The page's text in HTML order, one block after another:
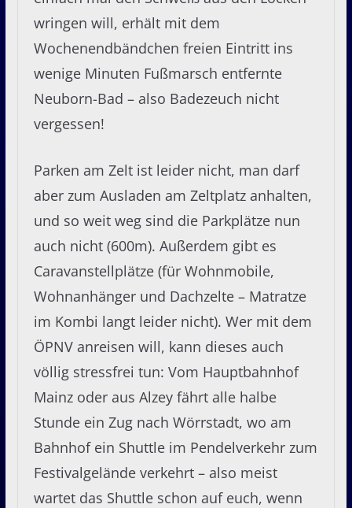
wringen will, erhält mit dem
Wochenendbändchen freien Eintritt ins
wenige Minuten Fußmarsch entfernte
Neuborn-Bad – also Badezeuch nicht
vergessen!
Parken am Zelt ist leider nicht, man darf
aber zum Ausladen am Zeltplatz anhalten,
und so weit weg sind die Parkplätze nun
auch nicht (600m). Außerdem gibt es
Caravanstellplätze (für Wohnmobile,
Wohnanhänger und Dachzelte – Matratze
im Kombi langt leider nicht). Wer mit dem
ÖPNV anreisen will, kann dieses auch
völlig stressfrei tun: Vom Hauptbahnhof
Mainz oder aus Alzey fährt alle halbe
Stunde ein Zug nach Wörrstadt, wo am
Bahnhof ein Shuttle im Pendelverkehr zum
Festivalgelände verkehrt – also meist
wartet das Shuttle schon auf euch, wenn